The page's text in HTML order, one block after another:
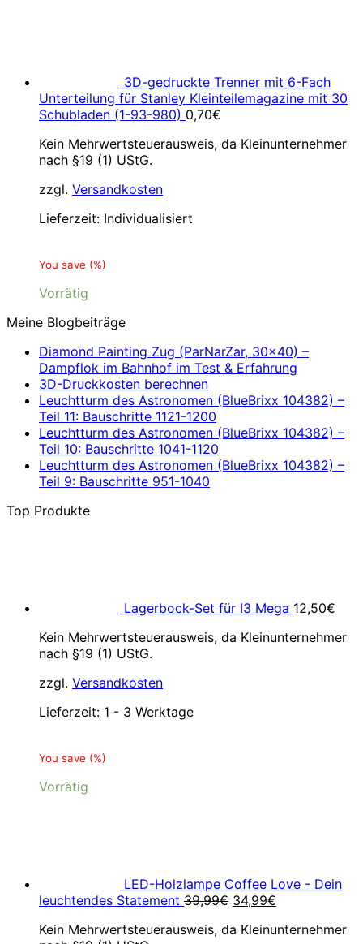
3D-gedruckte Trenner mit 6-Fach
Unterteilung für Stanley Kleinteilemagazine mit 30
Schubladen (1-93-980) 0,70€
Kein Mehrwertsteuerausweis, da Kleinunternehmer
nach §19 (1) UStG.
zzgl. Versandkosten
Lieferzeit: Individualisiert
You save (%)
Vorrätig
Meine Blogbeiträge
Diamond Painting Zug (ParNarZar, 30×40) –
Dampflok im Bahnhof im Test & Erfahrung
3D-Druckkosten berechnen
Leuchtturm des Astronomen (BlueBrixx 104382) –
Teil 11: Bauschritte 1121-1200
Leuchtturm des Astronomen (BlueBrixx 104382) –
Teil 10: Bauschritte 1041-1120
Leuchtturm des Astronomen (BlueBrixx 104382) –
Teil 9: Bauschritte 951-1040
Top Produkte
Lagerbock-Set für I3 Mega 12,50€
Kein Mehrwertsteuerausweis, da Kleinunternehmer
nach §19 (1) UStG.
zzgl. Versandkosten
Lieferzeit: 1 - 3 Werktage
You save (%)
Vorrätig
LED-Holzlampe Coffee Love - Dein
leuchtendes Statement 39,99€ Ursprünglicher
war:
34,99€
ist:
Kein Mehrwertsteuerausweis, da Kleinunternehmer